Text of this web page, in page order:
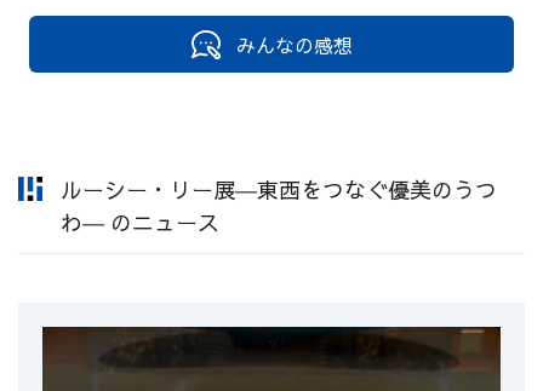
みんなの感想
ルーシー・リー展―東西をつなぐ優美のうつ
わ― のニュース